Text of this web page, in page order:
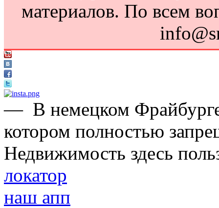
материалов. По всем
— В немецком
котором полностью
Недвижимость здесь
локатор
наш апп